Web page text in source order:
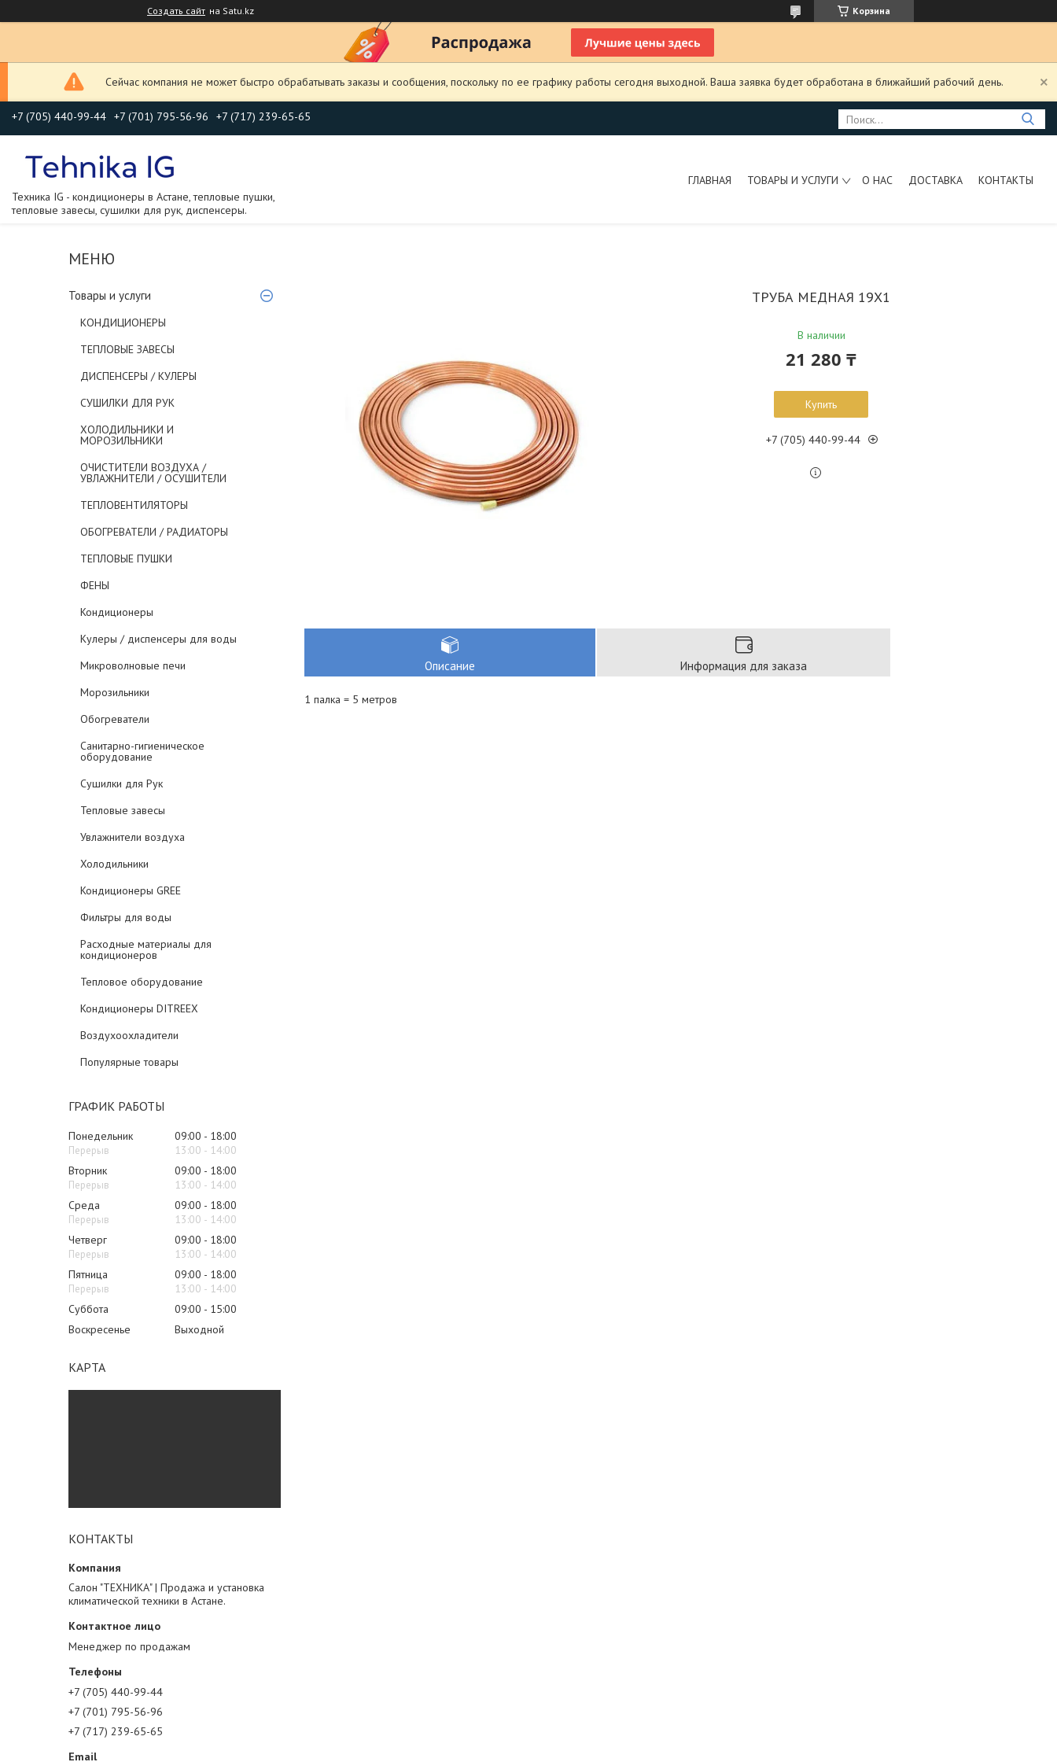
Создать сайт на Satu.kz Корзина
Сейчас компания не может быстро обрабатывать заказы и сообщения, поскольку по ее графику работы сегодня выходной. Ваша заявка будет обработана в ближайший рабочий день.
+7 (705) 440-99-44 +7 (701) 795-56-96 +7 (717) 239-65-65
Техника IG - кондиционеры в Астане, тепловые пушки,
тепловые завесы, сушилки для рук, диспенсеры.
ГЛАВНАЯ ТОВАРЫ И УСЛУГИ О НАС ДОСТАВКА КОНТАКТЫ
Товары и услуги
КОНДИЦИОНЕРЫ
ТЕПЛОВЫЕ ЗАВЕСЫ
ДИСПЕНСЕРЫ / КУЛЕРЫ
СУШИЛКИ ДЛЯ РУК
ХОЛОДИЛЬНИКИ И
МОРОЗИЛЬНИКИ
ОЧИСТИТЕЛИ ВОЗДУХА /
УВЛАЖНИТЕЛИ / ОСУШИТЕЛИ
ТЕПЛОВЕНТИЛЯТОРЫ
ОБОГРЕВАТЕЛИ / РАДИАТОРЫ
ТЕПЛОВЫЕ ПУШКИ
ФЕНЫ
Кондиционеры
Кулеры / диспенсеры для воды
Микроволновые печи
Морозильники
Обогреватели
Санитарно-гигиеническое
оборудование
Сушилки для Рук
Тепловые завесы
Увлажнители воздуха
Холодильники
Кондиционеры GREE
Фильтры для воды
Расходные материалы для
кондиционеров
Тепловое оборудование
Кондиционеры DITREEX
Воздухоохладители
Популярные товары
ГРАФИК РАБОТЫ
Понедельник 09:00
18:00
13:00
14:00
Вторник
09:00
18:00
13:00
14:00
Среда
09:00
18:00
13:00
14:00
Четверг
09:00
18:00
13:00
14:00
Пятница
09:00
18:00
13:00
14:00
Суббота
09:00
15:00
Воскресенье
Выходной
КАРТА
КОНТАКТЫ
Салон "ТЕХНИКА" | Продажа и установка
климатической техники в Астане.
Менеджер по продажам
+7 (705) 440-99-44
+7 (701) 795-56-96
+7 (717) 239-65-65
ТРУБА МЕДНАЯ 19Х1
В наличии
21 280 ₸
Купить
+7 (705) 440-99-44
Описание Информация для заказа
1 палка = 5 метров